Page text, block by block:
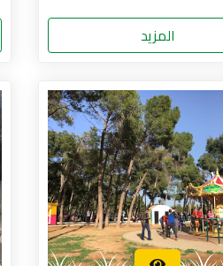
المزيد